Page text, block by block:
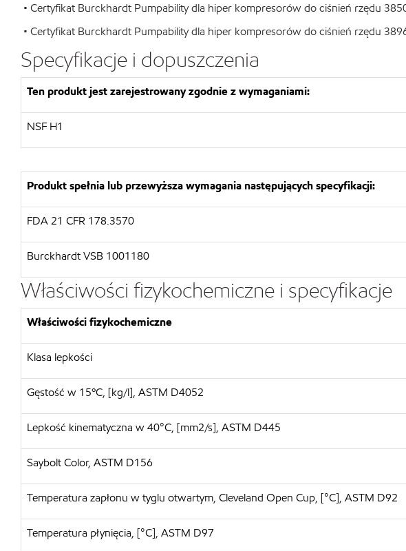
• Certyfikat Burckhardt Pumpability dla hiper kompresorów do ciśnień rzędu
• Certyfikat Burckhardt Pumpability dla hiper kompresorów do ciśnień rzędu
Specyfikacje i dopuszczenia
Ten produkt jest zarejestrowany zgodnie z wymaganiami:
NSF H1
Produkt spełnia lub przewyższa wymagania następujących specyfikacji:
FDA 21 CFR 178.3570
Burckhardt VSB 1001180
Właściwości fizykochemiczne i specyfikacje
Właściwości fizykochemiczne
Klasa lepkości
Gęstość w 15ºC, [kg/l], ASTM D4052
Lepkość kinematyczna w 40°C, [mm2/s], ASTM D445
Saybolt Color, ASTM D156
Temperatura zapłonu w tyglu otwartym, Cleveland Open Cup, [°C], ASTM D92
Temperatura płynięcia, [°C], ASTM D97